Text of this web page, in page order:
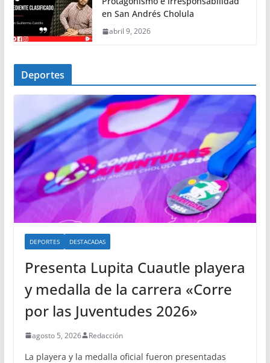
en San Andrés Cholula
abril 9, 2026
Deportes
DEPORTES DESTACADAS
Presenta Lupita Cuautle playera
y medalla de la carrera «Corre
por las Juventudes 2026»
agosto 5, 2026 Redacción
La playera y la medalla oficial fueron presentadas